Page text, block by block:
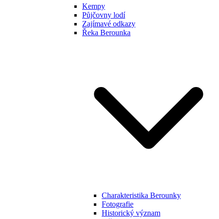
Kempy
Půjčovny lodí
Zajímavé odkazy
Řeka Berounka
Charakteristika Berounky
Fotografie
Historický význam